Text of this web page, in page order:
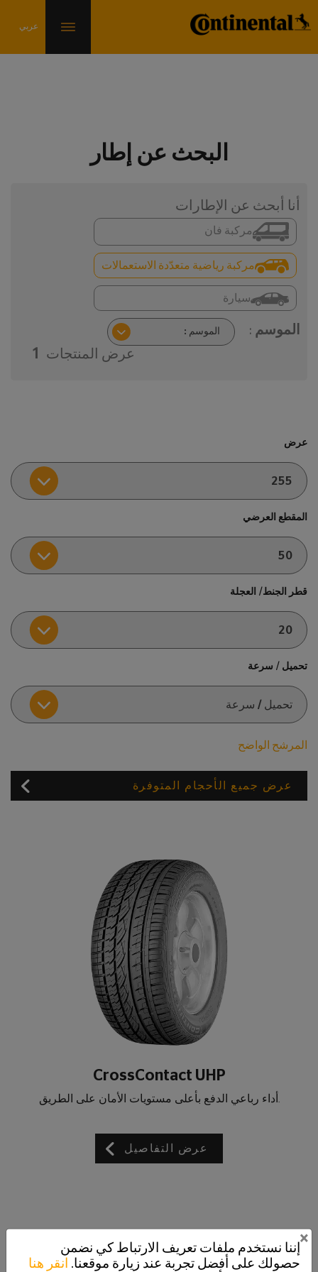
البحث عن إطار
أنا أبحث عن الإطارات
سيارة
مركبة رياضية متعدّدة الاستعمالات
مركبة فان
الموسم :
عرض المنتجات
1
عرض
المقطع العرضي
قطر الجنط/ العجلة
تحميل / سرعة
المرشح الواضح
عرض جميع الأحجام المتوفرة
CrossContact UHP
.أداء رباعي الدفع بأعلى مستويات الأمان على الطريق
عرض التفاصيل
إننا نستخدم ملفات تعريف الارتباط كي نضمن
حصولك على أفضل تجربة عند زيارة موقعنا. انقر هنا
×